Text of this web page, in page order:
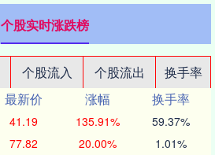
个股实时涨跌榜
个股流入 个股流出
换手率
最新价 涨幅
换手率
41.19 135.91% 59.37%
77.82 20.00% 1.01%